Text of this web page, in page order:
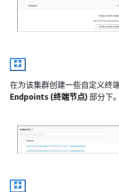
在为该集群创建一些自定义终
Endpoints (终端节点) 部分下。